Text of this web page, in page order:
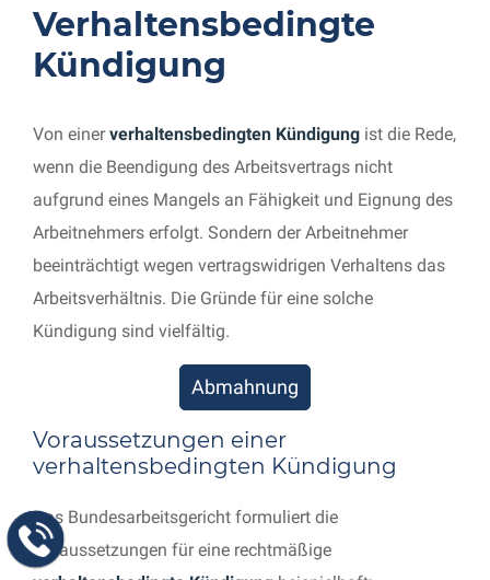
Verhaltensbedingte
Kündigung
Von einerverhaltensbedingten Kündigung ist die Rede,
wenn die Beendigung des Arbeitsvertrags nicht
aufgrund eines Mangels an Fähigkeit und Eignung des
Arbeitnehmers erfolgt. Sondern der Arbeitnehmer
beeinträchtigt wegen vertragswidrigen Verhaltens das
Arbeitsverhältnis. Die Gründe für eine solche
Kündigung sind vielfältig.
Abmahnung
Voraussetzungen einer
verhaltensbedingten Kündigung
Das Bundesarbeitsgericht formuliert die
Voraussetzungen für eine rechtmäßige